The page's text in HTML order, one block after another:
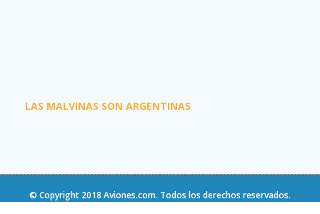
LAS MALVINAS SON ARGENTINAS
© Copyright 2018 Aviones.com. Todos los derechos reservados.